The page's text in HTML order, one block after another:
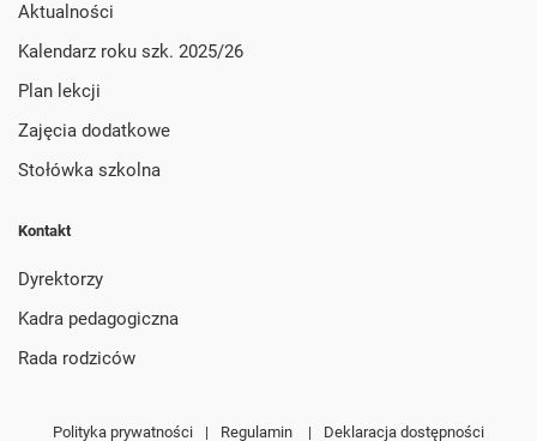
Aktualności
Kalendarz roku szk. 2025/26
Plan lekcji
Zajęcia dodatkowe
Stołówka szkolna
Kontakt
Dyrektorzy
Kadra pedagogiczna
Rada rodziców
Polityka prywatności | Regulamin | Deklaracja dostępności